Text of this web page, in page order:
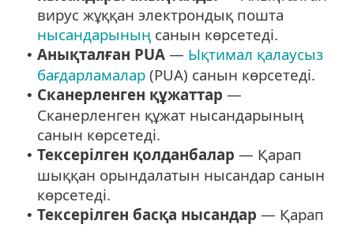
вирус жұққан электрондық пошта
нысандарының санын көрсетеді.
• Анықталған PUA — Ықтимал қалаусыз
бағдарламалар (PUA) санын көрсетеді.
• Сканерленген құжаттар —
Сканерленген құжат нысандарының
санын көрсетеді.
• Тексерілген қолданбалар — Қарап
шыққан орындалатын нысандар санын
көрсетеді.
• Тексерілген басқа нысандар — Қарап